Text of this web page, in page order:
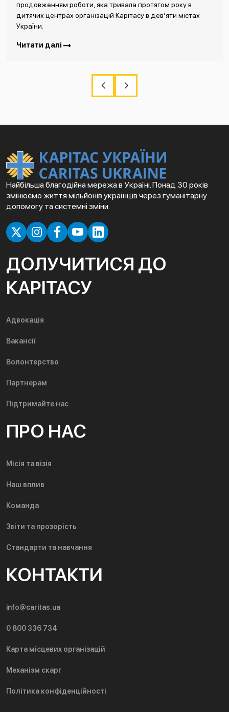
продовженням роботи, яка тривала протягом року в
дитячих центрах організацій Карітасу в дев’яти містах
України.
Читати далі
Найбільша благодійна мережа в Україні. Понад 30 років
змінюємо життя мільйонів українців через гуманітарну
допомогу та системні зміни.
ДОЛУЧИТИСЯ ДО
КАРІТАСУ
Адвокація
Вакансії
Волонтерство
Партнерам
Підтримайте нас
ПРО НАС
Місія та візія
Наш вплив
Команда
Звіти та прозорість
Стандарти та навчання
КОНТАКТИ
info@caritas.ua
0 800 336 734
Карта місцевих організацій
Механізм скарг
Політика конфіденційності